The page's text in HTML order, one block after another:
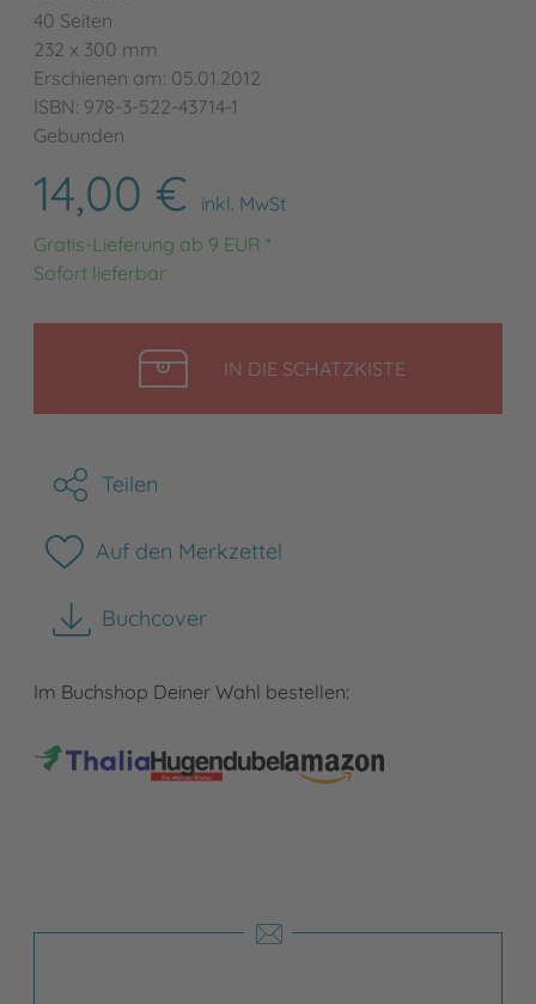
40 Seiten
232 x 300 mm
Erschienen am: 05.01.2012
ISBN: 978-3-522-43714-1
Gebunden
14,00 €
inkl. MwSt
Gratis-Lieferung ab 9 EUR *
Sofort lieferbar
IN DIE SCHATZKISTELEGEN
Teilen
Auf den Merkzettel
Buchcover
herunterladen
Im Buchshop Deiner Wahl bestellen: